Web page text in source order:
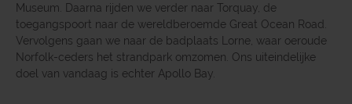
Museum. Daarna rijden we verder naar Torquay, de
toegangspoort naar de wereldberoemde Great Ocean Road.
Vervolgens gaan we naar de badplaats Lorne, waar oeroude
Norfolk-ceders het strandpark omzomen. Ons uiteindelijke
doel van vandaag is echter Apollo Bay.